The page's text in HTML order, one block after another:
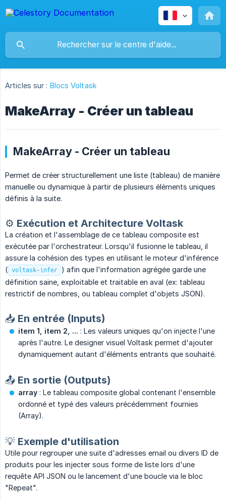
Articles sur : Blocs Voltask
MakeArray - Créer un tableau
MakeArray - Créer un tableau
Permet de créer structurellement une liste (tableau) de manière
manuelle ou dynamique à partir de plusieurs éléments uniques
définis à la suite.
⚙️ Exécution et Architecture Voltask
La création et l'assemblage de ce tableau composite est
exécutée par l'orchestrateur. Lorsqu'il fusionne le tableau, il
assure la cohésion des types en utilisant le moteur d'inférence
( voltask-infer ) afin que l'information agrégée garde une
définition saine, exploitable et traitable en aval (ex: tableau
restrictif de nombres, ou tableau complet d'objets JSON).
📥 En entrée (Inputs)
item 1, item 2, ... : Les valeurs uniques qu'on injecte l'une
après l'autre. Le designer visuel Voltask permet d'ajouter
dynamiquement autant d'éléments entrants que souhaité.
📤 En sortie (Outputs)
array : Le tableau composite global contenant l'ensemble
ordonné et typé des valeurs précédemment fournies
(Array).
💡 Exemple d'utilisation
Utile pour regrouper une suite d'adresses email ou divers ID de
produits pour les injecter sous forme de liste lors d'une
requête API JSON ou le lancement d'une boucle via le bloc
"Repeat".